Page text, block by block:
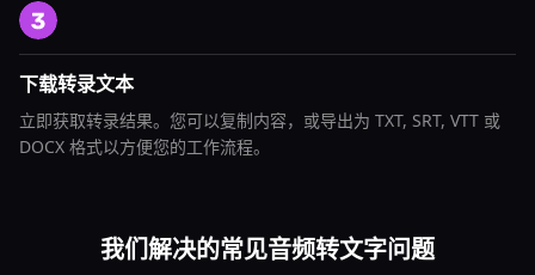
下载转录文本
立即获取转录结果。您可以复制内容，或导出为 TXT, SRT, VTT 或
DOCX 格式以方便您的工作流程。
我们解决的常见音频转文字问题